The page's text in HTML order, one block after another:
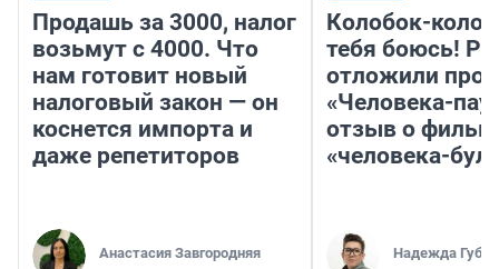
Продашь за 3000, налог
возьмут с 4000. Что
нам готовит новый
налоговый закон — он
коснется импорта и
даже репетиторов
Анастасия Завгородняя
Колобок-
тебя боюсь!
отложили
«Человека-
отзыв о
«человека-
Надежда